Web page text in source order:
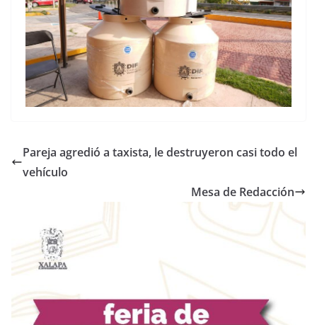
Pareja agredió a taxista, le destruyeron casi todo el
vehículo
Mesa de Redacción